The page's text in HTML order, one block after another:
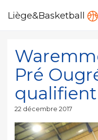
Liège&Basketball
Pré
qualifient
Publié
22 décembre 2017